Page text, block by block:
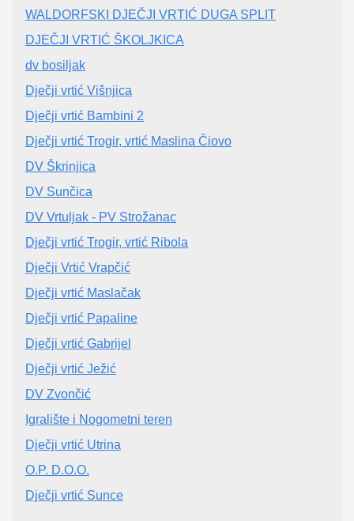
WALDORFSKI DJEČJI VRTIĆ DUGA SPLIT
DJEČJI VRTIĆ ŠKOLJKICA
dv bosiljak
Dječji vrtić Višnjica
Dječji vrtić Bambini 2
Dječji vrtić Trogir, vrtić Maslina Čiovo
DV Škrinjica
DV Sunčica
DV Vrtuljak - PV Strožanac
Dječji vrtić Trogir, vrtić Ribola
Dječji Vrtić Vrapčić
Dječji vrtić Maslačak
Dječji vrtić Papaline
Dječji vrtić Gabrijel
Dječji vrtić Ježić
DV Zvončić
Igralište i Nogometni teren
Dječji vrtić Utrina
O.P. D.O.O.
Dječji vrtić Sunce